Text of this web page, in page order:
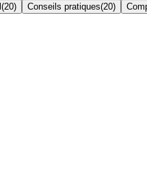
(20) Conseils pratiques(20)